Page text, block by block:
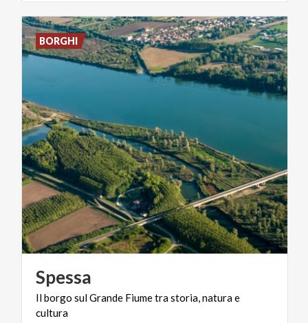
Spessa
Ilborgo sulGrande Fiumetrastoria,naturae
cultura
BORGHI